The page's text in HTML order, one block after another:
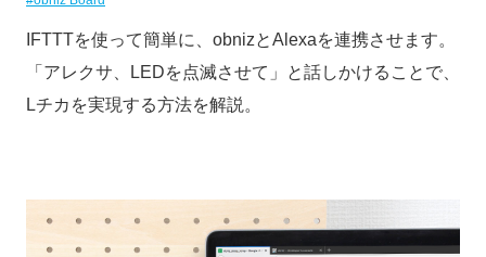
IFTTTを使って簡単に、obnizとAlexaを連携させます。
「アレクサ、LEDを点滅させて」と話しかけることで、
Lチカを実現する方法を解説。